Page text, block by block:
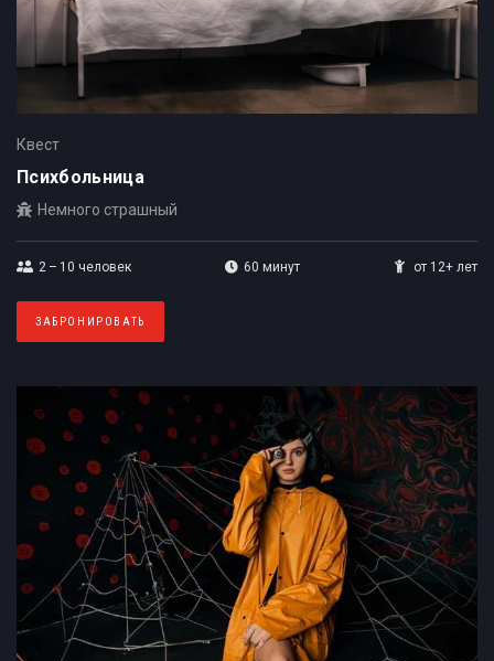
Квест
Психбольница
Немного страшный
2 – 10 человек 60 минут от 12+ лет
ЗАБРОНИРОВАТЬ